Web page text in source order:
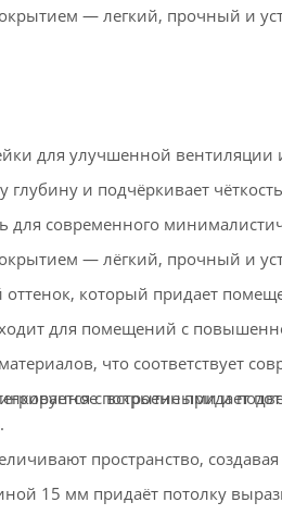
— легкий, прочный и
для улучшенной вентиляции
и подчёркивает
современного
— лёгкий, прочный и
который придает
для помещений с
что соответствует
с встроенными и
покрытие придает
пространство,
15 мм придаёт потолку